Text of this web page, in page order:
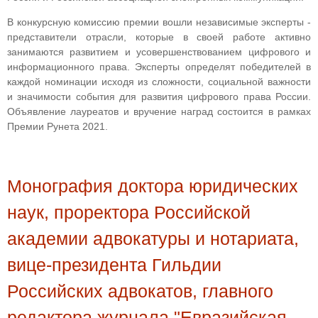
В конкурсную комиссию премии вошли независимые эксперты -
представители отрасли, которые в своей работе активно
занимаются развитием и усовершенствованием цифрового и
информационного права. Эксперты определят победителей в
каждой номинации исходя из сложности, социальной важности
и значимости события для развития цифрового права России.
Объявление лауреатов и вручение наград состоится в рамках
Премии Рунета 2021.
Монография доктора юридических
наук, проректора Российской
академии адвокатуры и нотариата,
вице-президента Гильдии
Российских адвокатов, главного